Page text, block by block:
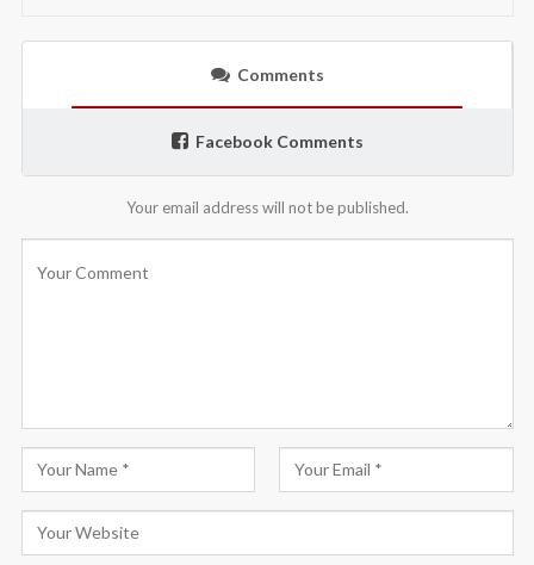
Comments
Facebook Comments
Your email address will not be published.